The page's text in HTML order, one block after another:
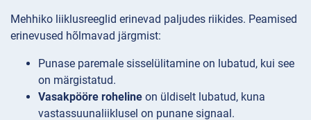
Mehhiko liiklusreeglid erinevad paljudes riikides. Peamised
erinevused hõlmavad järgmist:
Punase paremale sisselülitamine on lubatud, kui see
on märgistatud.
Vasakpööre roheline on üldiselt lubatud, kuna
vastassuunaliiklusel on punane signaal.